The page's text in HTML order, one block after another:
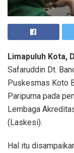
Limapuluh Kota,
Safaruddin Dt.
Puskesmas Koto
Paripurna pada
Lembaga
(Laskesi).
Hal itu